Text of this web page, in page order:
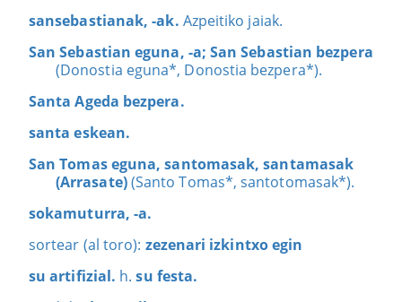
sansebastianak, -ak. Azpeitiko jaiak.
San Sebastian eguna, -a; San Sebastian bezpera
(Donostia eguna*, Donostia bezpera*).
Santa Ageda bezpera.
santa eskean.
San Tomas eguna, santomasak, santamasak
(Arrasate)(Santo Tomas*, santotomasak*).
sokamuturra, -a.
sortear (al toro): zezenari izkintxo egin
su artifizial. h.su festa.